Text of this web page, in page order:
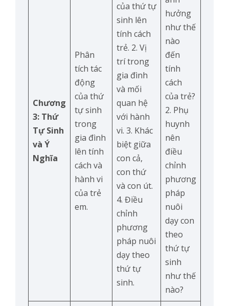
Chương
3: Thứ
Tự Sinh
và Ý
Nghĩa
Phân
tích tác
động
của thứ
tự sinh
trong
gia đình
lên tính
cách và
hành vi
của trẻ
em.
của thứ tự
sinh lên
tính cách
trẻ. 2. Vị
trí trong
gia đình
và mối
quan hệ
với hành
vi. 3. Khác
biệt giữa
con cả,
con thứ
và con út.
4. Điều
chỉnh
phương
pháp nuôi
dạy theo
thứ tự
sinh.
hưởng
như thế
nào
đến
tính
cách
của trẻ?
2. Phụ
huynh
nên
điều
chỉnh
phương
pháp
nuôi
dạy con
theo
thứ tự
sinh
như thế
nào?